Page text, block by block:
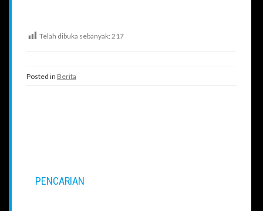
Telah dibuka sebanyak: 217
Posted in Berita
PENCARIAN